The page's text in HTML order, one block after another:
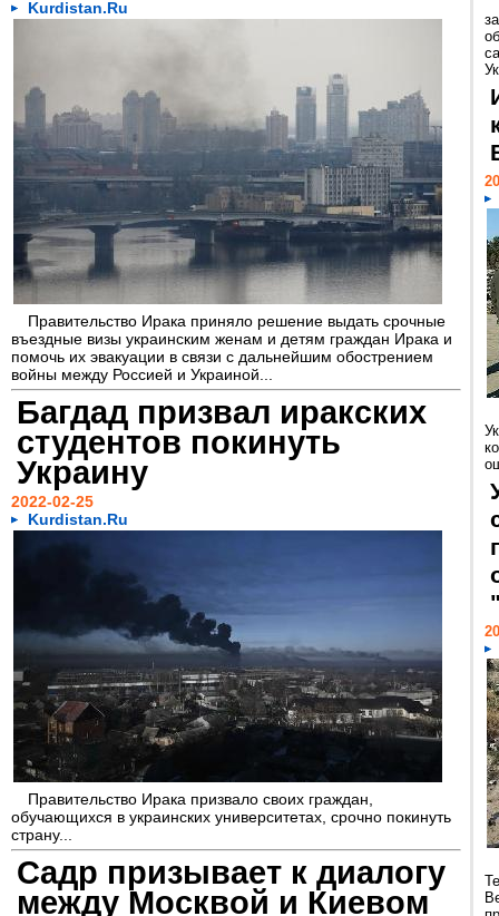
Kurdistan.Ru
Правительство Ирака приняло решение выдать срочные
въездные визы украинским женам и детям граждан Ирака и
помочь их эвакуации в связи с дальнейшим обострением
войны между Россией и Украиной...
Багдад призвал иракских
студентов покинуть
Украину
2022-02-25
Kurdistan.Ru
Правительство Ирака призвало своих граждан,
обучающихся в украинских университетах, срочно покинуть
страну...
Садр призывает к диалогу
между Москвой и Киевом